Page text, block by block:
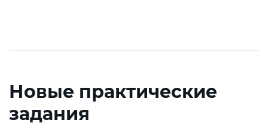
Новые практические
задания